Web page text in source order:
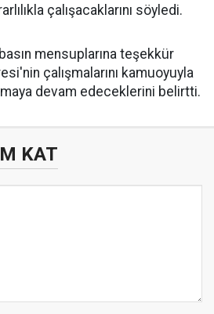
çalışacaklarını söyledi.
mensuplarına teşekkür
çalışmalarını kamuoyuyla
devam edeceklerini belirtti.
KAT